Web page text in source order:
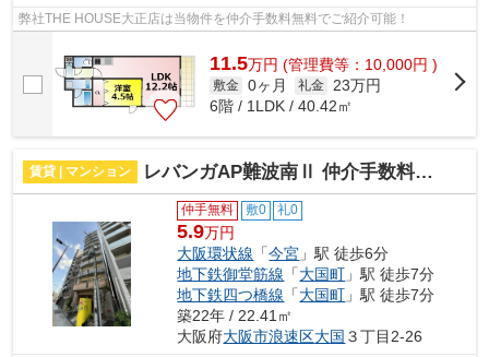
弊社THE HOUSE大正店は当物件を仲介手数料無料でご紹介可能！
11.5万円 (管理費等：10,000円 )
敷金 0ヶ月 礼金
23万円
6階 / 1LDK / 40.42㎡
賃貸 | マンション レバンガAP難波南Ⅱ 仲介手数料無料
仲手無料 敷0 礼0
5.9万円
大阪環状線 「今宮 」駅 徒歩6分
地下鉄御堂筋線 「大国町 」駅 徒歩7分
地下鉄四つ橋線 「大国町 」駅 徒歩7分
築22年 / 22.41㎡
大阪府大阪市浪速区大国 ３丁目2-26